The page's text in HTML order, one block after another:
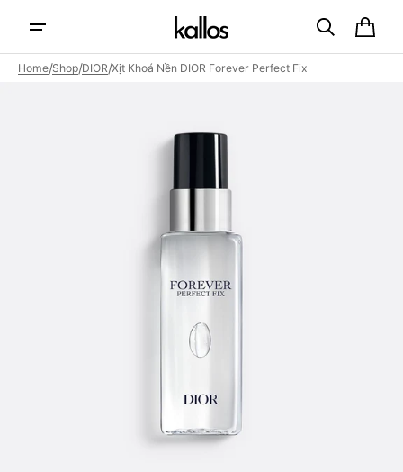
content
Cart
Open
in
gallery
view
Home/Shop/DIOR/Xịt Khoá Nền DIOR Forever Perfect Fix